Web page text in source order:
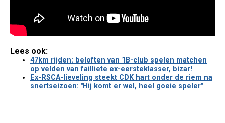
Lees ook:
47km rijden: beloften van 1B-club spelen matchen
op velden van failliete ex-eersteklasser, bizar!
Ex-RSCA-lieveling steekt CDK hart onder de riem na
snertseizoen: "Hij komt er wel, heel goeie speler"